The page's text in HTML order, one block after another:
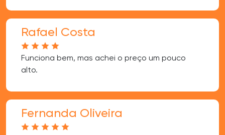
Rafael Costa
Funciona bem, mas achei o preço um pouco
alto.
Fernanda Oliveira